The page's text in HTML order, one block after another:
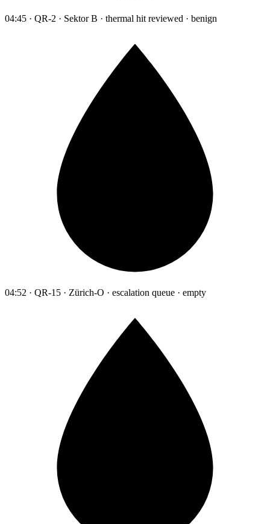
04:45 · QR-2 · Sektor B · thermal hit reviewed · benign
04:52 · QR-15 · Zürich-O · escalation queue · empty